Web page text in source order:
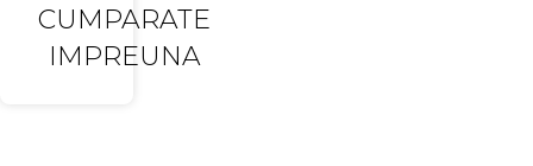
CUMPARATE
IMPREUNA